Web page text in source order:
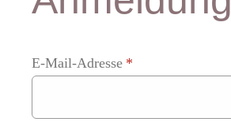
E-Mail-Adresse *